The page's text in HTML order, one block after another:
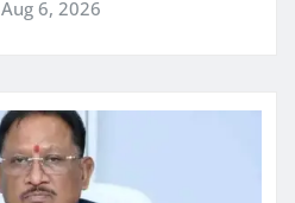
Aug 6, 2026